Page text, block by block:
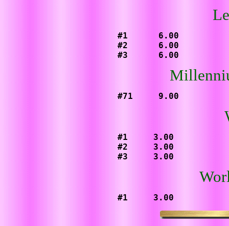
#1      6.00
#2      6.00
#3      6.00
#71     9.00
#1     3.00
#2     3.00
#3     3.00
#1     3.00